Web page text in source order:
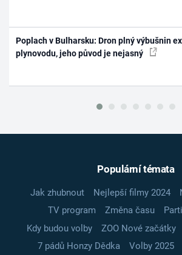
Poplach v Bulharsku: Dron plný výbušnin
plynovodu, jeho původ je nejasný
Populární témata
Jak zhubnout Nejlepší filmy 2024
TV program
Změna času
Kdy budou volby
ZOO Nové začátky
7 pádů Honzy Dědka
Volby 2025